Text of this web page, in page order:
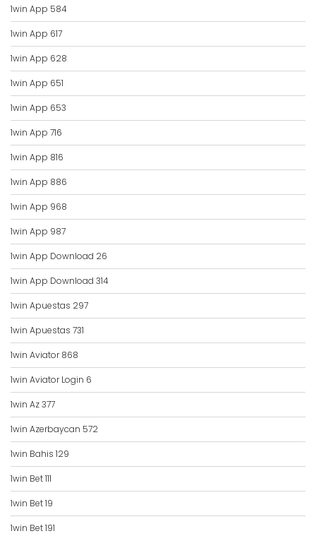
1win App 584
1win App 617
1win App 628
1win App 651
1win App 653
1win App 716
1win App 816
1win App 886
1win App 968
1win App 987
1win App Download 26
1win App Download 314
1win Apuestas 297
1win Apuestas 731
1win Aviator 868
1win Aviator Login 6
1win Az 377
1win Azerbaycan 572
1win Bahis 129
1win Bet 111
1win Bet 19
1win Bet 191